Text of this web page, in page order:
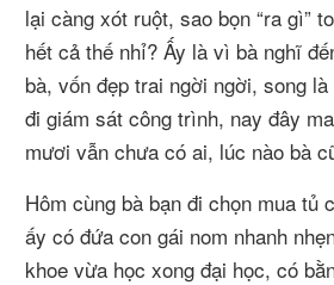
lại càng xót ruột, sao bọn “ra gì”
hết cả thế nhỉ? Ấy là vì bà nghĩ
bà, vốn đẹp trai ngời ngời, song
đi giám sát công trình, nay đây
mươi vẫn chưa có ai, lúc nào bà
Hôm cùng bà bạn đi chọn mua tủ
ấy có đứa con gái nom nhanh
khoe vừa học xong đại học, có